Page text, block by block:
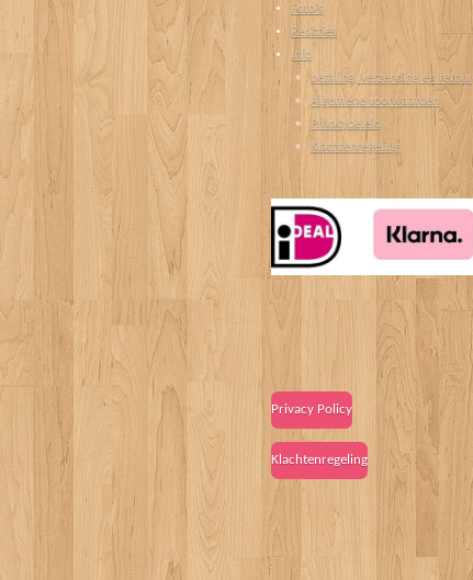
Foto's
Reacties
Info
betaling, verzending en retour
Algemene voorwaarden
Privacybeleid
Klachtenregeling
Privacy Policy
Klachtenregeling